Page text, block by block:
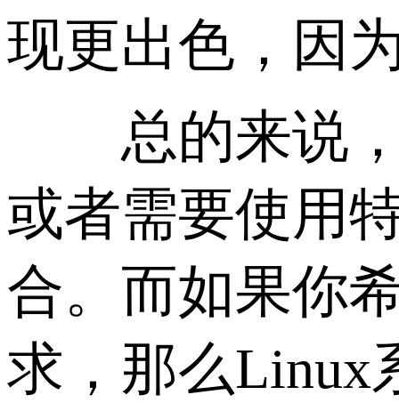
现更出色，因
总的来说，
或者需要使用
合。而如果你
求，那么Linux